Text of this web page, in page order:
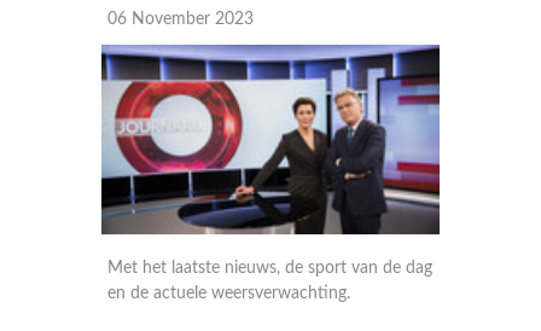
06 November 2023
Met het laatste nieuws, gebeurtenissen van
nationaal en internationaal belang en de